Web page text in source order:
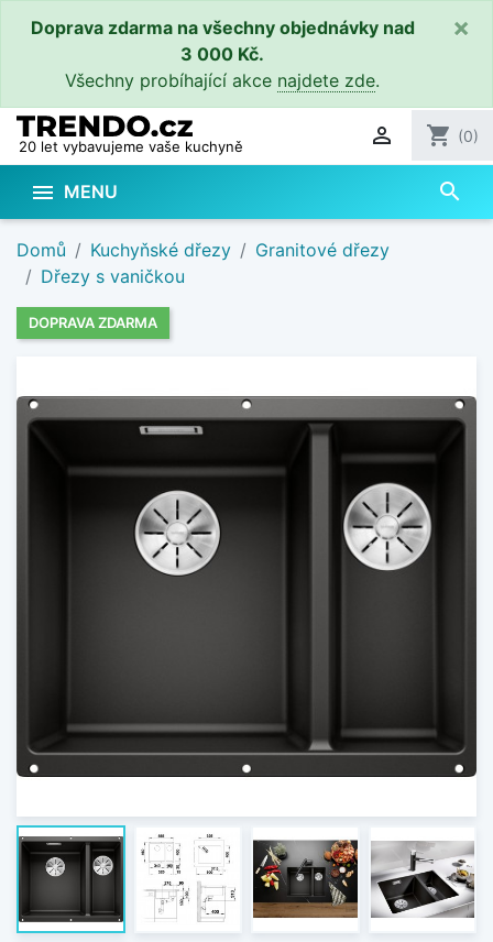
Doprava zdarma na všechny objednávky nad
3 000 Kč.
Všechny probíhající akce najdete zde.
×
20 let vybavujeme vaše kuchyně  shopping_cart (0)
 MENU search
Domů Kuchyňské dřezy
Granitové dřezy
Dřezy s vaničkou
DOPRAVA ZDARMA